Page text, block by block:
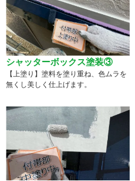
シャッターボックス塗装③
【上塗り】塗料を塗り重ね、色ムラを
無くし美しく仕上げます。